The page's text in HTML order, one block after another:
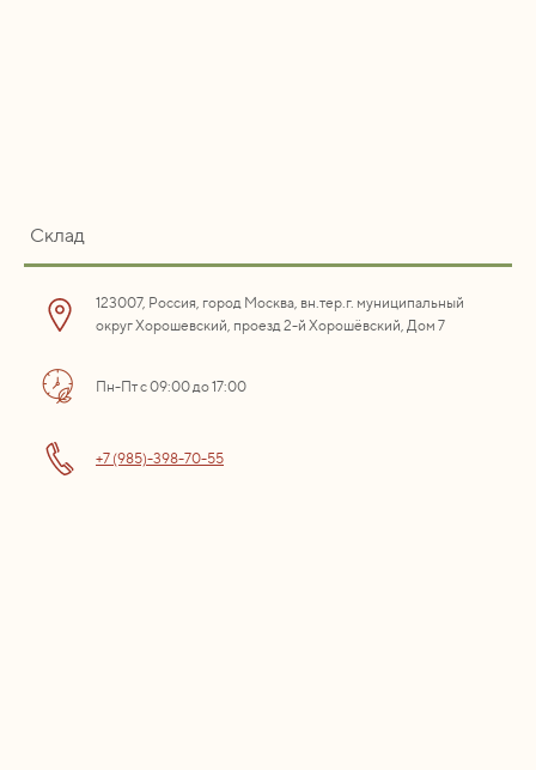
Склад
123007, Россия, город Москва, вн.тер.г. муниципальный
округ Хорошевский, проезд 2-й Хорошёвский, Дом 7
Пн-Пт с 09:00 до 17:00
+7 (985)-398-70-55